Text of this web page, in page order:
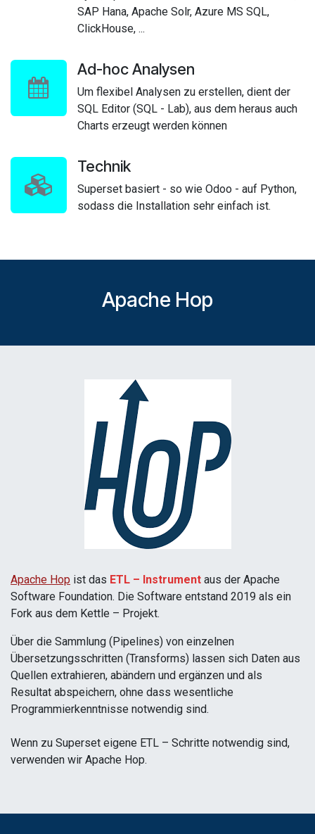
SAP Hana, Apache Solr, Azure MS SQL,
ClickHouse, ...
Ad-hoc Analysen
Um flexibel Analysen zu erstellen, dient der
SQL Editor (SQL - Lab), aus dem heraus auch
Charts erzeugt werden können
Technik
Superset basiert - so wie Odoo - auf Python,
sodass die Installation sehr einfach ist.
Apache Hop
Apache Hop ist das ETL – Instrument aus der Apache
Software Foundation. Die Software entstand 2019 als ein
Fork aus dem Kettle – Projekt.
Über die Sammlung (Pipelines) von einzelnen
Übersetzungsschritten (Transforms) lassen sich Daten aus
Quellen extrahieren, abändern und ergänzen und als
Resultat abspeichern, ohne dass wesentliche
Programmierkenntnisse notwendig sind.
Wenn zu Superset eigene ETL – Schritte notwendig sind,
verwenden wir Apache Hop.